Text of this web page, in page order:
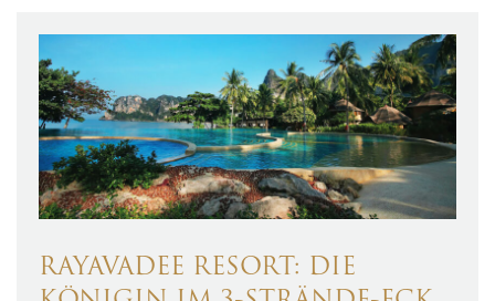
RAYAVADEE RESORT: DIE